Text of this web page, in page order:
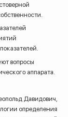
вопросы
аппарата.
Давидович,
определения